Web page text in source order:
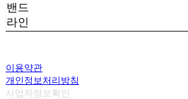
밴드
라인
이용약관
개인정보처리방침
사업자정보확인